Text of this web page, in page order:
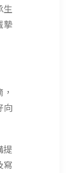
生
摯
向
提
寫